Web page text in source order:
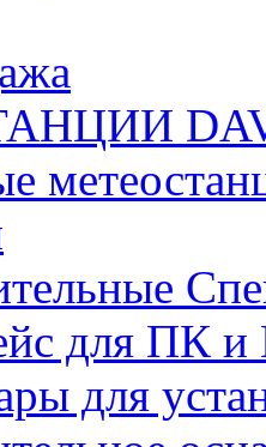
для ПК
для